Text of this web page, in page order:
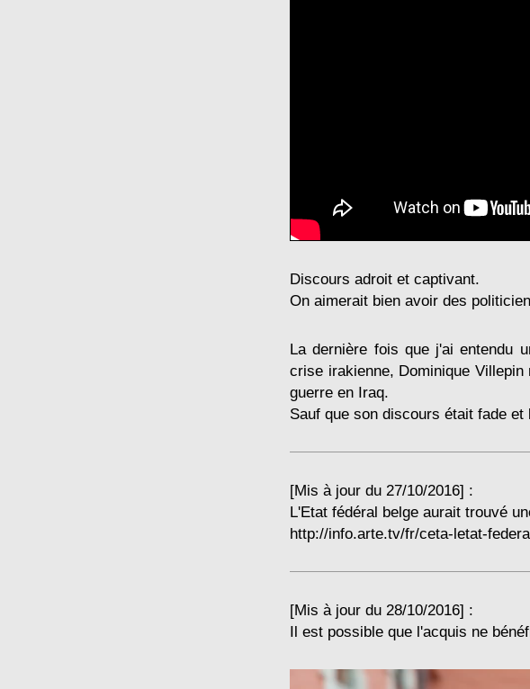
Discours adroit et captivant.
On aimerait bien avoir des
La dernière fois que j'ai entendu
crise irakienne, Dominique
guerre en Iraq.
Sauf que son discours était fade
[Mis à jour du 27/10/2016] :
L'Etat fédéral belge aurait trouvé
http://info.arte.tv/fr/ceta-letat-
[Mis à jour du 28/10/2016] :
Il est possible que l'acquis ne